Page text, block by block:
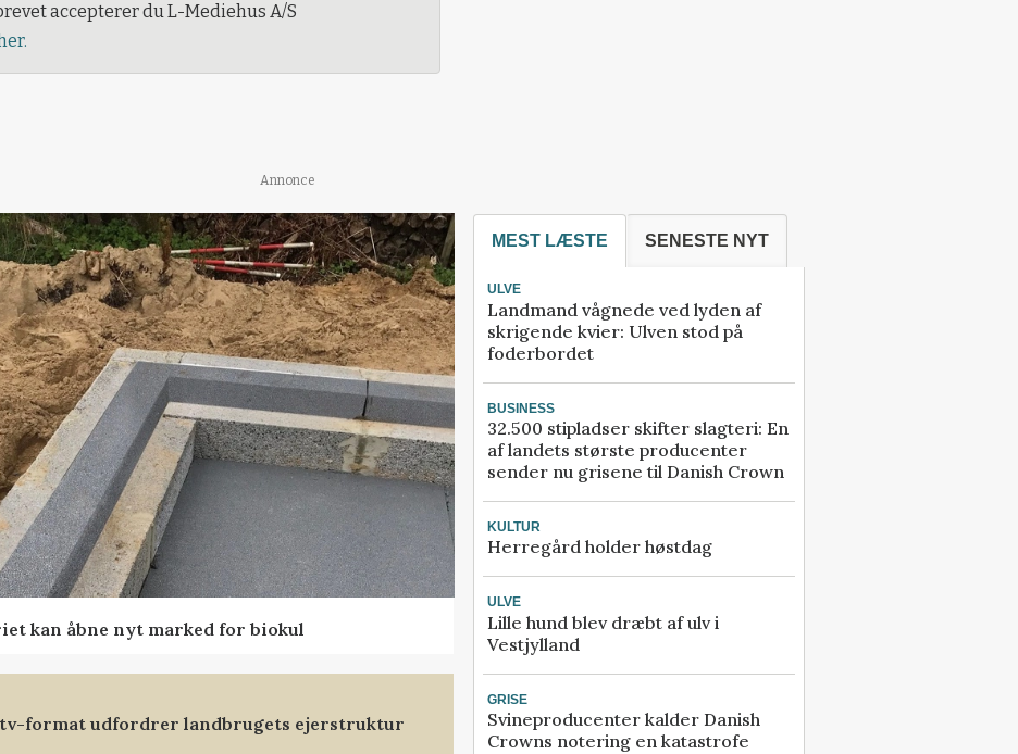
accepterer du L-Mediehus A/S
Annonce
kan åbne nyt marked for biokul
tv-format udfordrer landbrugets ejerstruktur
MEST LÆSTE SENESTE NYT
ULVE
Landmand vågnede ved lyden af
skrigende kvier: Ulven stod på
foderbordet
BUSINESS
32.500 stipladser skifter slagteri: En
af landets største producenter
sender nu grisene til Danish Crown
KULTUR
Herregård holder høstdag
ULVE
Lille hund blev dræbt af ulv i
Vestjylland
GRISE
Svineproducenter kalder Danish
Crowns notering en katastrofe